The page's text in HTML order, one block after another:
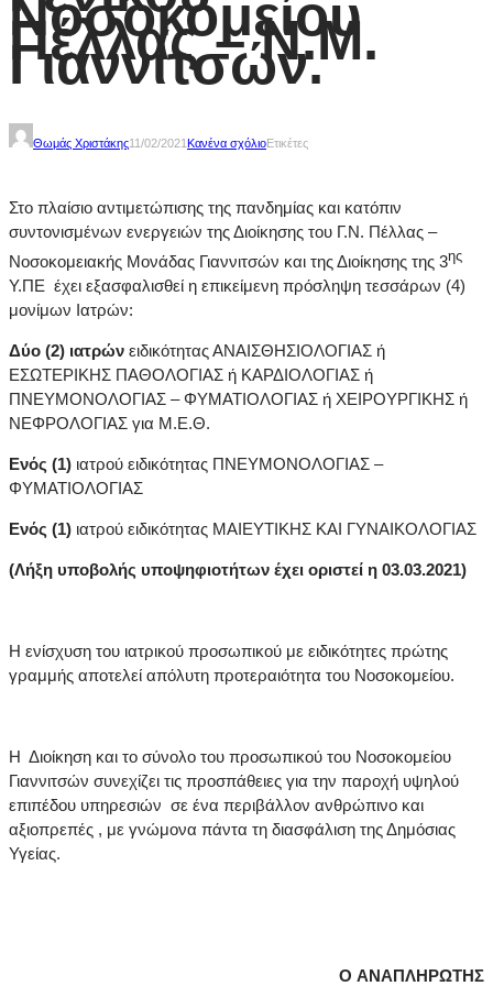
Νοσοκομείου
Πέλλας – Ν.Μ.
Γιαννιτσών.
Θωμάς Χριστάκης11/02/2021 Κανένα σχόλιοΕτικέτες
Στο πλαίσιο αντιμετώπισης της πανδημίας και κατόπιν
συντονισμένων ενεργειών της Διοίκησης του Γ.Ν. Πέλλας –
Νοσοκομειακής Μονάδας Γιαννιτσών και της Διοίκησης της 3ης
Υ.ΠΕ έχει εξασφαλισθεί η επικείμενη πρόσληψη τεσσάρων (4)
μονίμων Ιατρών:
Δύο (2) ιατρών ειδικότητας ΑΝΑΙΣΘΗΣΙΟΛΟΓΙΑΣ ή
ΕΣΩΤΕΡΙΚΗΣ ΠΑΘΟΛΟΓΙΑΣ ή ΚΑΡΔΙΟΛΟΓΙΑΣ ή
ΠΝΕΥΜΟΝΟΛΟΓΙΑΣ – ΦΥΜΑΤΙΟΛΟΓΙΑΣ ή ΧΕΙΡΟΥΡΓΙΚΗΣ ή
ΝΕΦΡΟΛΟΓΙΑΣ για Μ.Ε.Θ.
Ενός (1) ιατρού ειδικότητας ΠΝΕΥΜΟΝΟΛΟΓΙΑΣ –
ΦΥΜΑΤΙΟΛΟΓΙΑΣ
Ενός (1) ιατρού ειδικότητας ΜΑΙΕΥΤΙΚΗΣ ΚΑΙ ΓΥΝΑΙΚΟΛΟΓΙΑΣ
(Λήξη υποβολής υποψηφιοτήτων έχει οριστεί η 03.03.2021)
Η ενίσχυση του ιατρικού προσωπικού με ειδικότητες πρώτης
γραμμής αποτελεί απόλυτη προτεραιότητα του Νοσοκομείου.
Η Διοίκηση και το σύνολο του προσωπικού του Νοσοκομείου
Γιαννιτσών συνεχίζει τις προσπάθειες για την παροχή υψηλού
επιπέδου υπηρεσιών σε ένα περιβάλλον ανθρώπινο και
αξιοπρεπές , με γνώμονα πάντα τη διασφάλιση της Δημόσιας
Υγείας.
Ο ΑΝΑΠΛΗΡΩΤΗΣ